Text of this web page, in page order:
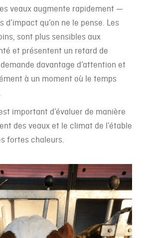
veaux augmente rapidement —
d’impact qu’on ne le pense. Les
sont plus sensibles aux
et présentent un retard de
davantage d’attention et
à un moment où le temps
important d’évaluer de manière
des veaux et le climat de l’étable
fortes chaleurs.